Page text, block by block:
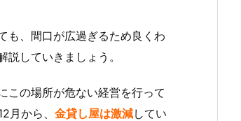
も、間口が広過ぎるため良くわ
していきましょう。
この場所が危ない経営を行って
月から、 金貸し屋は激減してい